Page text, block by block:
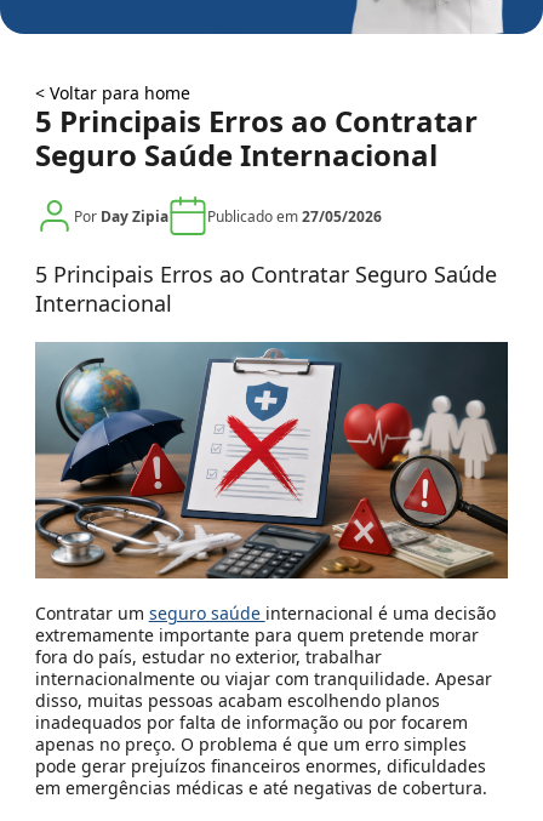
< Voltar para home
5 Principais Erros ao Contratar
Seguro Saúde Internacional
Por Day Zipia Publicado em27/05/2026
5 Principais Erros ao Contratar Seguro Saúde
Internacional
Contratar um seguro saúde internacional é uma decisão
extremamente importante para quem pretende morar
fora do país, estudar no exterior, trabalhar
internacionalmente ou viajar com tranquilidade. Apesar
disso, muitas pessoas acabam escolhendo planos
inadequados por falta de informação ou por focarem
apenas no preço. O problema é que um erro simples
pode gerar prejuízos financeiros enormes, dificuldades
em emergências médicas e até negativas de cobertura.